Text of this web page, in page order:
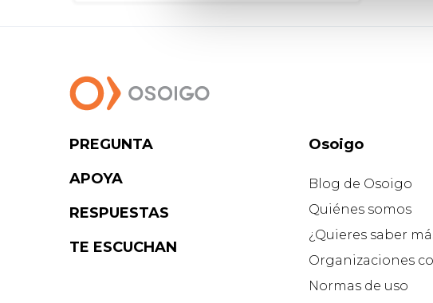
PREGUNTA
APOYA
RESPUESTAS
TE ESCUCHAN
Osoigo
Blog de Osoigo
Quiénes somos
¿Quieres saber
Organizaciones
Normas de uso